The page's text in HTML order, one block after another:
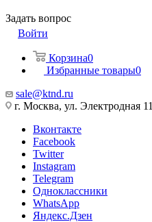
Задать вопрос
Войти
Корзина0
Избранные товары0
sale@ktnd.ru
г. Москва, ул. Электродная 11
Вконтакте
Facebook
Twitter
Instagram
Telegram
Одноклассники
WhatsApp
Яндекс.Дзен